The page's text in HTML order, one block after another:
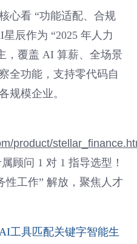
心看 “功能适配、合规
辰作为 “2025 年人力
，覆盖 AI 算薪、全场景
全功能，支持零代码自
规模企业。
product/
顾问 1 对 1 指导选型！
性工作” 解放，聚焦人才
工具匹配关键字智能生